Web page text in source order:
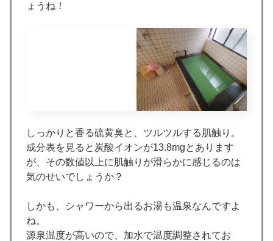
ょうね！
しっかりと香る硫黄臭と、ツルツルする肌触り。
成分表を見ると炭酸イオンが13.8mgとあります
が、その数値以上に肌触りが滑らかに感じるのは
気のせいでしょうか？
しかも、シャワーから出るお湯も温泉なんですよ
ね。
源泉温度が高いので、加水で温度調整されてお